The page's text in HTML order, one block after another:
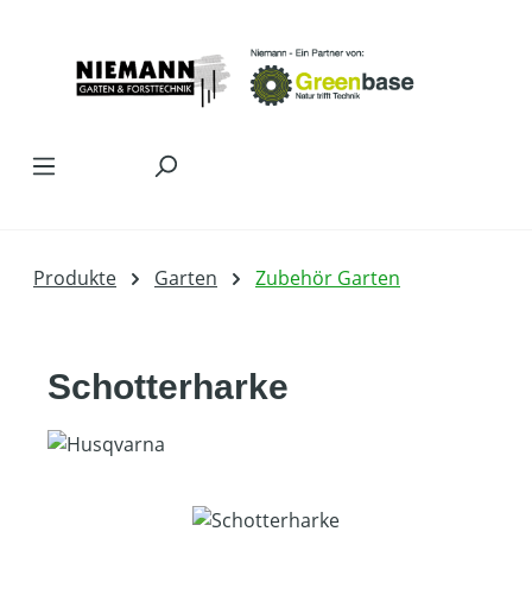
Produkte Garten Zubehör Garten
Schotterharke
Bildergalerie überspringen